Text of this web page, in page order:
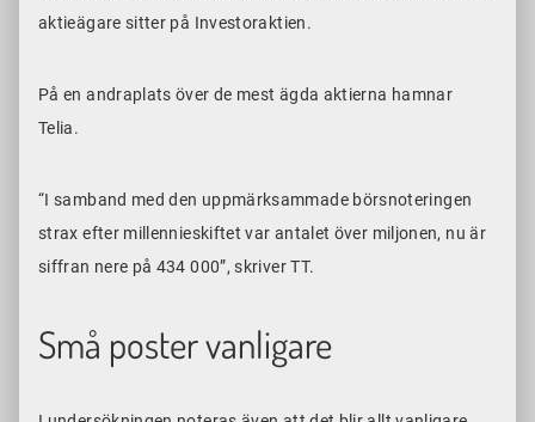
aktieägare sitter på Investoraktien.
På en andraplats över de mest ägda aktierna hamnar
Telia.
“I samband med den uppmärksammade börsnoteringen
strax efter millennieskiftet var antalet över miljonen, nu är
siffran nere på 434 000”, skriver TT.
Små poster vanligare